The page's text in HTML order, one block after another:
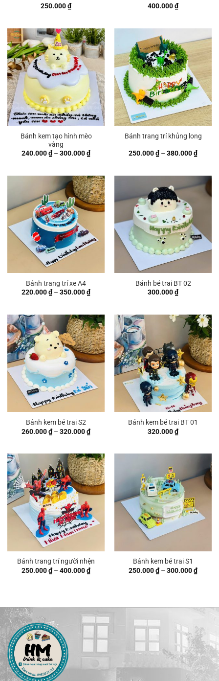
250.000₫
400.000₫
Bánh kem tạo hình mèo
vàng
240.000₫ – 300.000₫Khoảng
giá:
đến
300.000 ₫
Bánh trang trí khủng long
250.000₫ – 380.000₫
giá:
đến
Bánh trang trí xe A4
220.000₫ – 350.000₫Khoảng
giá:
đến
350.000 ₫
Bánh bé trai BT 02
300.000₫
Bánh kem bé trai S2
260.000₫ – 320.000₫Khoảng
giá:
đến
320.000 ₫
Bánh kem bé trai BT 01
320.000₫
Bánh trang trí người nhện
250.000₫ – 400.000₫Khoảng
giá:
Bánh kem bé trai S1
250.000₫ – 300.000₫
giá: